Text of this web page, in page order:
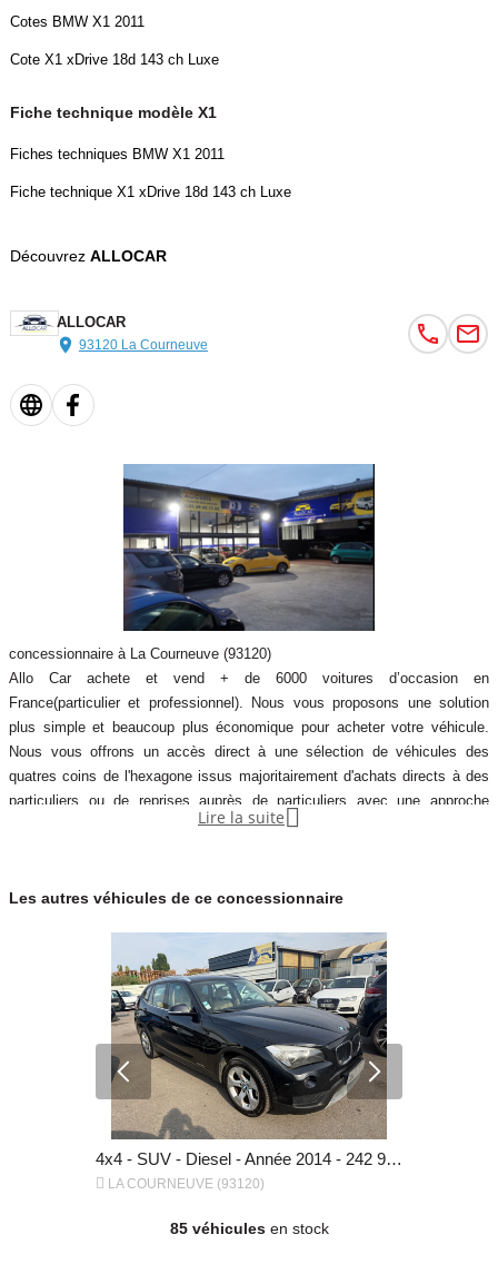
Cotes BMW X1 2011
Cote X1 xDrive 18d 143 ch Luxe
Fiche technique modèle X1
Fiches techniques BMW X1 2011
Fiche technique X1 xDrive 18d 143 ch Luxe
Découvrez ALLOCAR
ALLOCAR
93120 La Courneuve
concessionnaire à La Courneuve (93120)
Allo Car achete et vend + de 6000 voitures d’occasion en
France(particulier et professionnel). Nous vous proposons une solution
plus simple et beaucoup plus économique pour acheter votre véhicule.
Nous vous offrons un accès direct à une sélection de véhicules des
quatres coins de l'hexagone issus majoritairement d'achats directs à des
particuliers ou de reprises auprès de particuliers avec une approche
innovante, inspirée de la grande distribution et 20 à 30% moins cher qu’en
d’un particulier. En achetant chez Allo Car, vous conto
Lire la suite 
Les autres véhicules de ce concessionnaire
4x4 - SUV - Diesel - Année 2014 - 242 982 km, 5 990 €
 LA COURNEUVE (93120)
85 véhiculesen stock